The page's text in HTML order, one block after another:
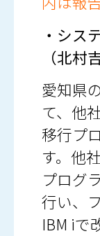
・シス
（北村
愛知県
て、他
移行プ
す。他
プログ
行い、
IBM iで